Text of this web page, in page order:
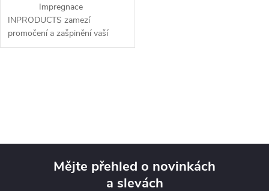
Impregnace
INPRODUCTS zamezí
promočení a zašpinění vaší
membránové, softshellové i
Mějte přehled o novinkách
a slevách